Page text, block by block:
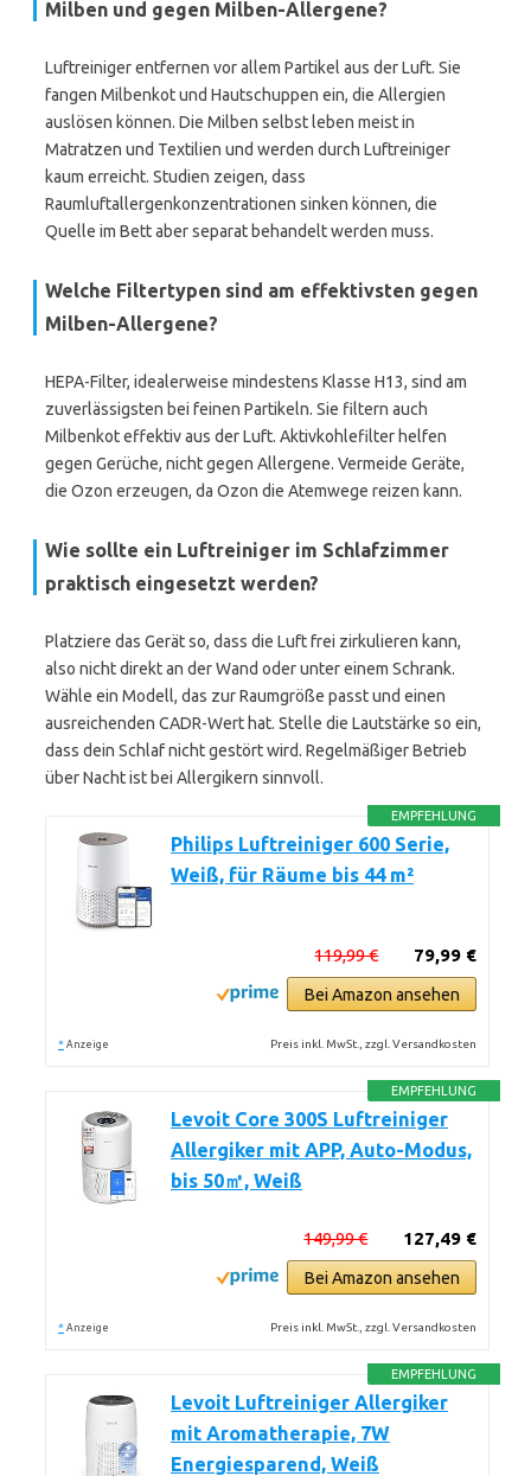
Milben und gegen Milben-Allergene?
Luftreiniger entfernen vor allem Partikel aus der Luft. Sie
fangen Milbenkot und Hautschuppen ein, die Allergien
auslösen können. Die Milben selbst leben meist in
Matratzen und Textilien und werden durch Luftreiniger
kaum erreicht. Studien zeigen, dass
Raumluftallergenkonzentrationen sinken können, die
Quelle im Bett aber separat behandelt werden muss.
Welche Filtertypen sind am effektivsten gegen
Milben-Allergene?
HEPA-Filter, idealerweise mindestens Klasse H13, sind am
zuverlässigsten bei feinen Partikeln. Sie filtern auch
Milbenkot effektiv aus der Luft. Aktivkohlefilter helfen
gegen Gerüche, nicht gegen Allergene. Vermeide Geräte,
die Ozon erzeugen, da Ozon die Atemwege reizen kann.
Wie sollte ein Luftreiniger im Schlafzimmer
praktisch eingesetzt werden?
Platziere das Gerät so, dass die Luft frei zirkulieren kann,
also nicht direkt an der Wand oder unter einem Schrank.
Wähle ein Modell, das zur Raumgröße passt und einen
ausreichenden CADR-Wert hat. Stelle die Lautstärke so ein,
dass dein Schlaf nicht gestört wird. Regelmäßiger Betrieb
über Nacht ist bei Allergikern sinnvoll.
EMPFEHLUNG
Philips Luftreiniger 600 Serie,
Weiß, für Räume bis 44 m²
79,99 €
119,99 €
Bei Amazon ansehen
* Anzeige Preis inkl. MwSt., zzgl. Versandkosten
EMPFEHLUNG
Levoit Core 300S Luftreiniger
Allergiker mit APP, Auto-Modus,
bis 50㎡, Weiß
127,49 €
149,99 €
Bei Amazon ansehen
* Anzeige Preis inkl. MwSt., zzgl. Versandkosten
EMPFEHLUNG
Levoit Luftreiniger Allergiker
mit Aromatherapie, 7W
Energiesparend, Weiß